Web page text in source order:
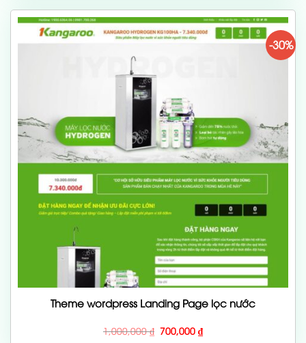
-30%
Theme wordpress Landing Page lọc nước
1,000,000₫ Giá
gốc
700,000₫Giá
hiện